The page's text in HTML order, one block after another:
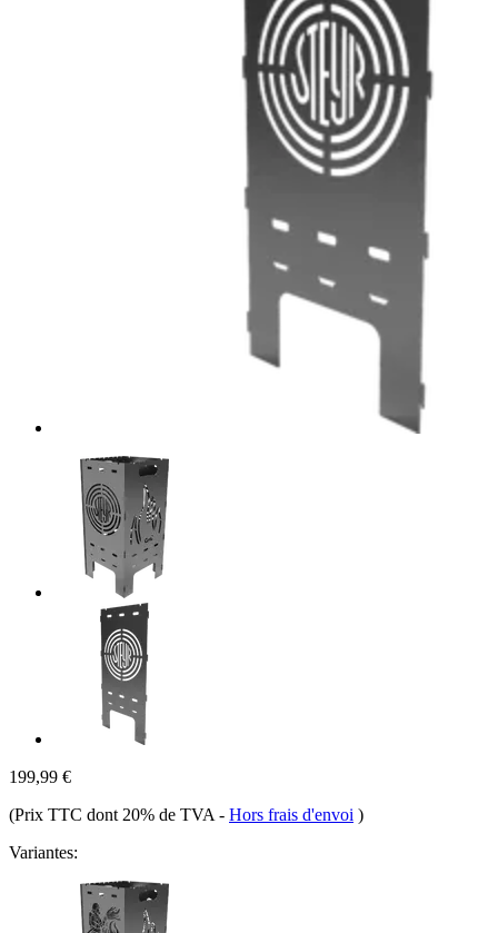
199,99 €
(Prix TTC dont 20% de TVA - Hors frais d'envoi )
Variantes: